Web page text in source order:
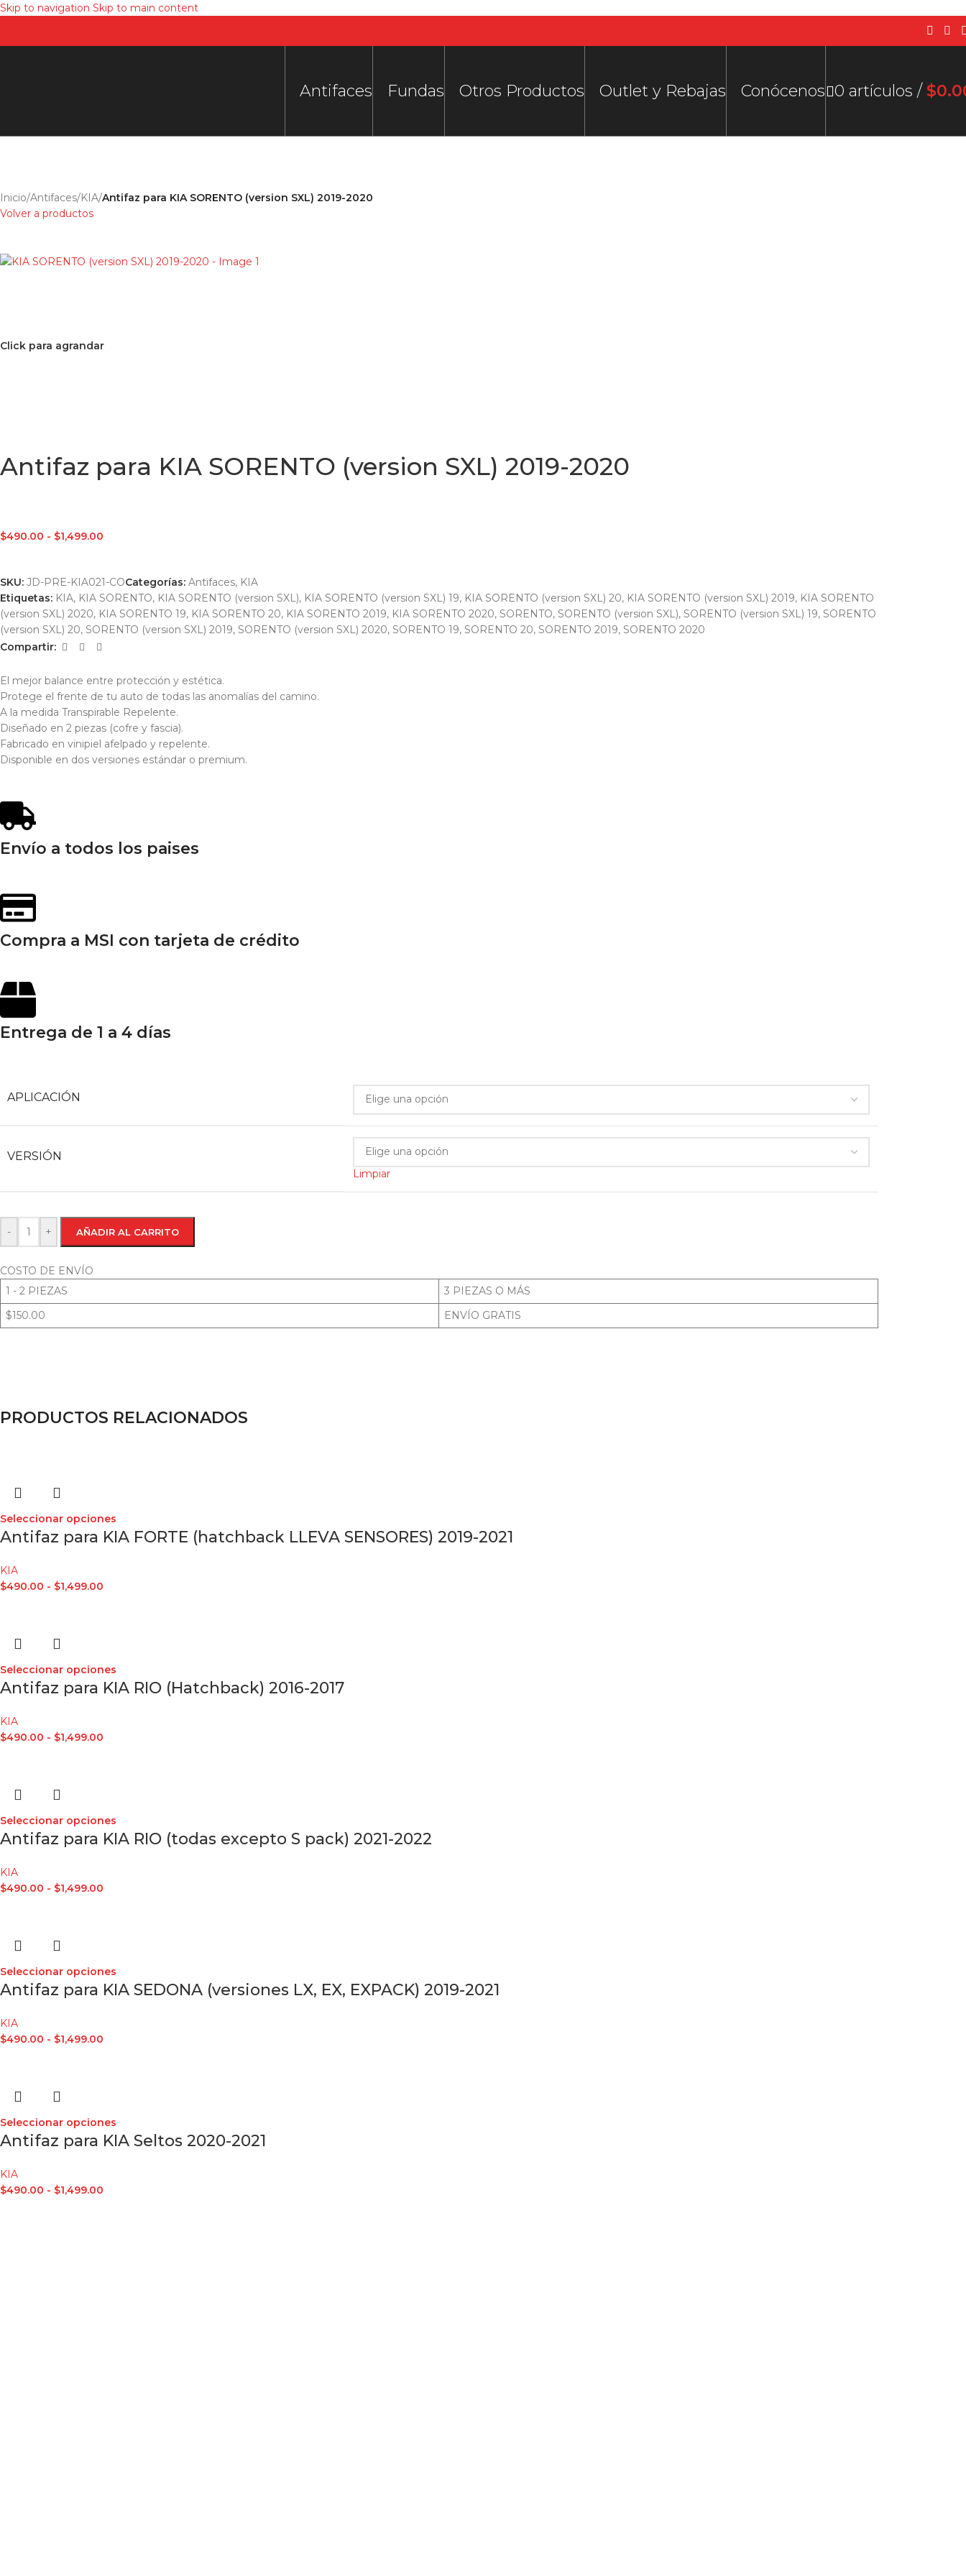
Skip to navigation Skip to main content
Antifaces Fundas Otros Productos Outlet y Rebajas Conócenos 0 artículos / $
Inicio/Antifaces/KIA/Antifaz para KIA SORENTO (version SXL) 2019-2020
Volver a productos
Click para agrandar
Antifaz para KIA SORENTO (version SXL) 2019-2020
$490.00 - $1,499.00
SKU: JD-PRE-KIA021-COCategorías: Antifaces, KIA
Etiquetas: KIA, KIA SORENTO, KIA SORENTO (version SXL), KIA SORENTO (version SXL) 19, KIA SORENTO (version SXL) 20, KIA SORENTO (version SXL) 2019, KIA SORENTO
(version SXL) 2020, KIA SORENTO 19, KIA SORENTO 20, KIA SORENTO 2019, KIA SORENTO 2020, SORENTO, SORENTO (version SXL), SORENTO (version SXL) 19, SORENTO
(version SXL) 20, SORENTO (version SXL) 2019, SORENTO (version SXL) 2020, SORENTO 19, SORENTO 20, SORENTO 2019, SORENTO 2020
Compartir:
El mejor balance entre protección y estética.
Protege el frente de tu auto de todas las anomalías del camino.
A la medida Transpirable Repelente.
Diseñado en 2 piezas (cofre y fascia).
Fabricado en vinipiel afelpado y repelente.
Disponible en dos versiones estándar o premium.
Envío a todos los paises
Compra a MSI con tarjeta de crédito
Entrega de 1 a 4 días
APLICACIÓN
VERSIÓN
Limpiar
- + AÑADIR AL CARRITO
COSTO DE ENVÍO
1 - 2 PIEZAS
3 PIEZAS O MÁS
$150.00
ENVÍO GRATIS
PRODUCTOS RELACIONADOS
Seleccionar opciones
Antifaz para KIA FORTE (hatchback LLEVA SENSORES) 2019-2021
KIA
$490.00 - $1,499.00
Seleccionar opciones
Antifaz para KIA RIO (Hatchback) 2016-2017
KIA
$490.00 - $1,499.00
Seleccionar opciones
Antifaz para KIA RIO (todas excepto S pack) 2021-2022
KIA
$490.00 - $1,499.00
Seleccionar opciones
Antifaz para KIA SEDONA (versiones LX, EX, EXPACK) 2019-2021
KIA
$490.00 - $1,499.00
Seleccionar opciones
Antifaz para KIA Seltos 2020-2021
KIA
$490.00 - $1,499.00